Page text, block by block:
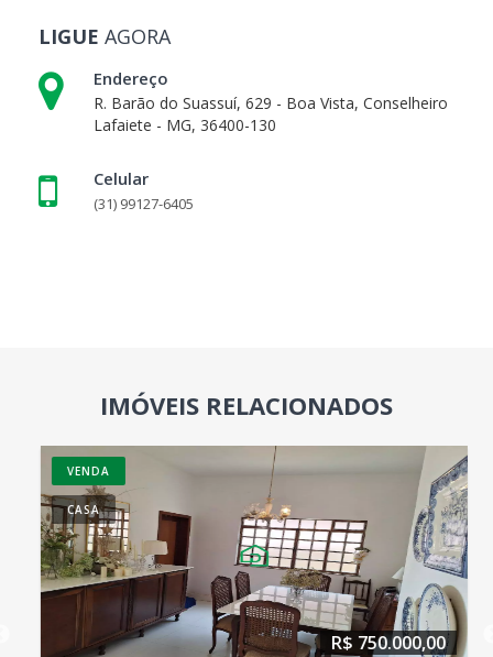
LIGUE AGORA
Endereço
R. Barão do Suassuí, 629 - Boa Vista, Conselheiro
Lafaiete - MG, 36400-130
Celular
(31) 99127-6405
IMÓVEIS RELACIONADOS
VENDA
CASA
R$ 750.000,00